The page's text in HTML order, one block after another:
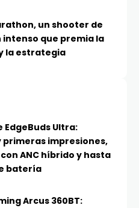
un shooter de
que premia la
la estrategia
EdgeBuds Ultra:
primeras impresiones,
ANC híbrido y hasta
batería
Arcus 360BT: